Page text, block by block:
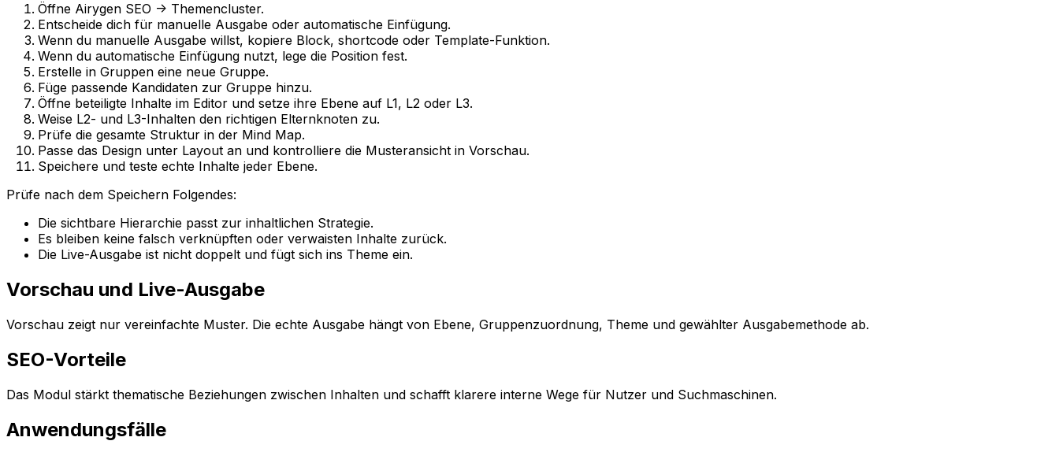
Öffne Airygen SEO -> Themencluster.
Entscheide dich für manuelle Ausgabe oder automatische Einfügung.
Wenn du manuelle Ausgabe willst, kopiere Block, shortcode oder Template-Funktion.
Wenn du automatische Einfügung nutzt, lege die Position fest.
Erstelle in Gruppen eine neue Gruppe.
Füge passende Kandidaten zur Gruppe hinzu.
Öffne beteiligte Inhalte im Editor und setze ihre Ebene auf L1, L2 oder L3.
Weise L2- und L3-Inhalten den richtigen Elternknoten zu.
Prüfe die gesamte Struktur in der Mind Map.
Passe das Design unter Layout an und kontrolliere die Musteransicht in Vorschau.
Speichere und teste echte Inhalte jeder Ebene.
Prüfe nach dem Speichern Folgendes:
Die sichtbare Hierarchie passt zur inhaltlichen Strategie.
Es bleiben keine falsch verknüpften oder verwaisten Inhalte zurück.
Die Live-Ausgabe ist nicht doppelt und fügt sich ins Theme ein.
Vorschau und Live-Ausgabe
Vorschau zeigt nur vereinfachte Muster. Die echte Ausgabe hängt von Ebene, Gruppenzuordnung, Theme und gewählter Ausgabemethode ab.
SEO-Vorteile
Das Modul stärkt thematische Beziehungen zwischen Inhalten und schafft klarere interne Wege für Nutzer und Suchmaschinen.
Anwendungsfälle